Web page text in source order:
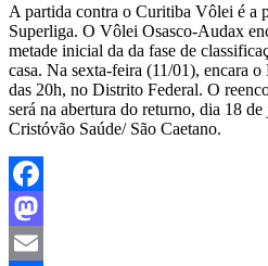
A partida contra o Curitiba Vôlei é a
Superliga. O Vôlei Osasco-Audax
metade inicial da da fase de
casa. Na sexta-feira (11/01), encara
das 20h, no Distrito Federal. O
será na abertura do returno, dia 18
Cristóvão Saúde/ São Caetano.
Facebook
Mastodon